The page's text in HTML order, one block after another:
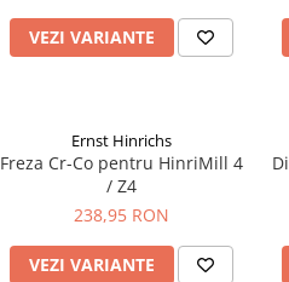
VEZI VARIANTE
Ernst Hinrichs
Freza Cr-Co pentru HinriMill 4
/ Z4
238,95 RON
VEZI VARIANTE